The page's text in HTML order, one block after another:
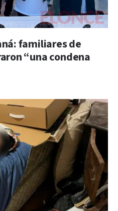
familiares de
“una condena